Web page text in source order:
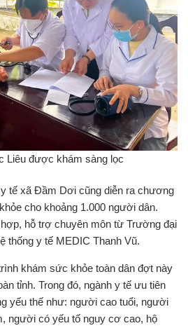
Liêu được khám sàng lọc
tế xã Đầm Dơi cũng diễn ra chương
cho khoảng 1.000 người dân.
hỗ trợ chuyên môn từ Trường đại
thống y tế MEDIC Thanh Vũ.
khám sức khỏe toàn dân đợt này
tỉnh. Trong đó, ngành y tế ưu tiên
yếu thế như: người cao tuổi, người
người có yếu tố nguy cơ cao, hộ